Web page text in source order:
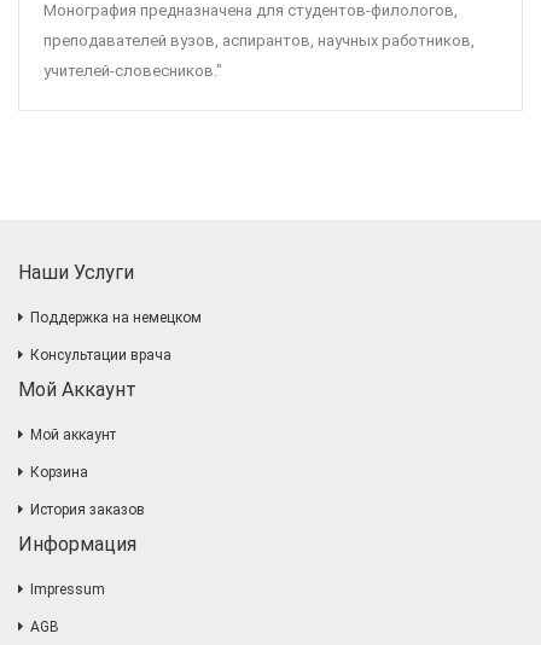
Монография предназначена для студентов-филологов,
препода­вателей вузов, аспирантов, научных работников,
учителей-словесников."
Наши Услуги
Поддержка на немецком
Консультации врача
Мой Аккаунт
Мой аккаунт
Корзина
История заказов
Информация
Impressum
AGB